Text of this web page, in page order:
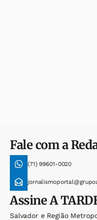
Fale com a
(71) 99601-0020
AssineA
Salvador e Região